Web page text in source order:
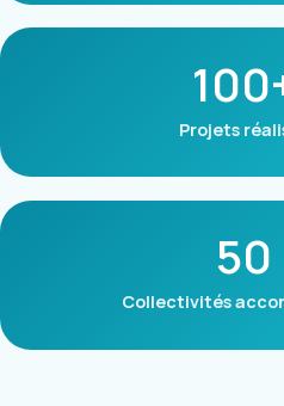
Projets
50
Collectivités